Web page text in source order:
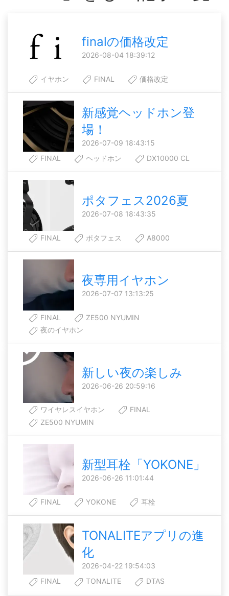
finalの価格改定
2026-08-04 18:39:12
イヤホン FINAL 価格改定
新感覚ヘッドホン登
場！
2026-07-09 18:43:15
FINAL
ヘッドホン DX10000 CL
ポタフェス2026夏
2026-07-08 18:43:35
FINAL ポタフェス A8000
夜専用イヤホン
2026-07-07 13:13:25
FINAL
ZE500 NYUMIN
夜のイヤホン
新しい夜の楽しみ
2026-06-26 20:59:16
ワイヤレスイヤホン
FINAL
ZE500 NYUMIN
新型耳栓「YOKONE」
2026-06-26 11:01:44
FINAL YOKONE 耳栓
TONALITEアプリの進
化
2026-04-22 19:54:03
FINAL
TONALITE DTAS